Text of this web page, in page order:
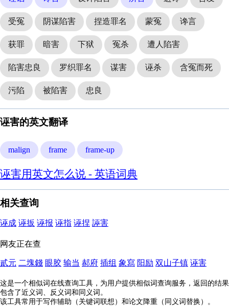
受冤 阴谋陷害 捏造罪名 蒙冤 谗言
获罪 暗害 下狱 冤杀 遭人陷害
陷害忠良 罗织罪名 谋害 诬杀 含冤而死
污陷 被陷害 忠良
诬害的英文翻译
malign frame frame-up
诬害用英文怎么说 - 英语词典
相关查询
诬成 诬扳 诬报 诬指 诬捏 誣害
网友正在查
貳元 二塊錢 眼胶 输当 郝府 插组 象寫 阳励 双山子镇 诬害
这是一个相似词在线查询工具，为用户提供相似词查询服务，返回的结果
包含了近义词、反义词和同义词。
该工具常用于写作辅助（关键词联想）和论文降重（同义词替换）。